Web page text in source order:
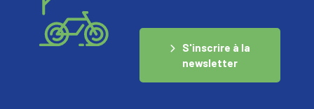
S'inscrire à la
newsletter